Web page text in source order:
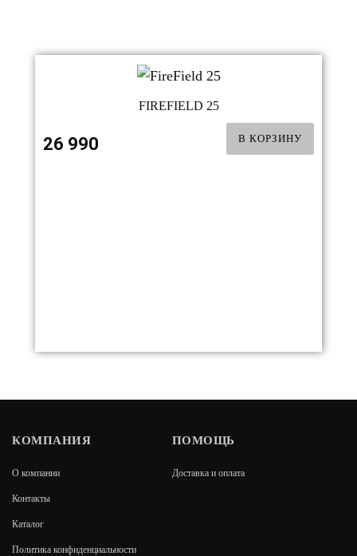
FIREFIELD 25
26 990 В КОРЗИНУ
MAJESTIC LUX BLACK
15 990 В КОРЗИНУ
КОМПАНИЯ
О компании
Контакты
Каталог
Политика конфиденциальности
ПОМОЩЬ
Доставка и оплата